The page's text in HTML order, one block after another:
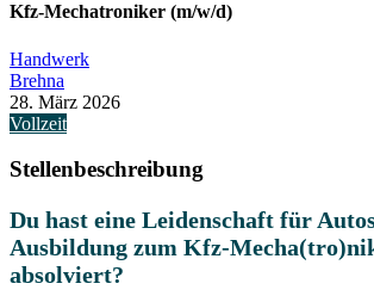
Kfz-Mechatroniker (m/w/d)
Handwerk
Brehna
28. März 2026
Vollzeit
Stellenbeschreibung
Du hast eine Leidenschaft für
Ausbildung zum Kfz-
absolviert?